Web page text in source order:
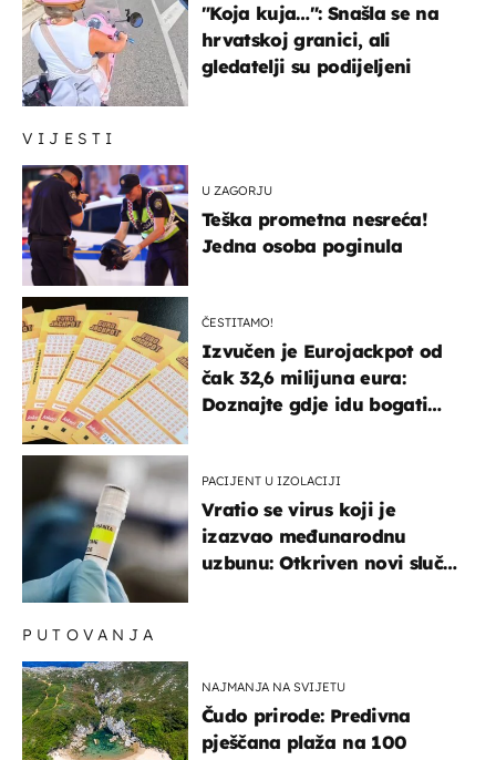
VIJESTI
U ZAGORJU
Teška prometna nesreća!
Jedna osoba poginula
ČESTITAMO!
Izvučen je Eurojackpot od
čak 32,6 milijuna eura:
Doznajte gdje idu bogati
PACIJENT U IZOLACIJI
Vratio se virus koji je
izazvao međunarodnu
uzbunu: Otkriven novi slučaj
"Koja kuja…": Snašla se na
hrvatskoj granici, ali
gledatelji su podijeljeni
PUTOVANJA
NAJMANJA NA SVIJETU
Čudo prirode: Predivna
pješčana plaža na 100